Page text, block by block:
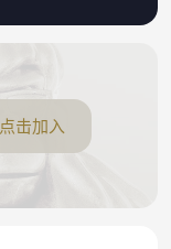
点击加入